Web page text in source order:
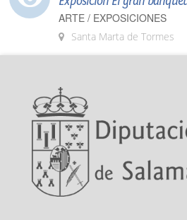
ARTE / EXPOSICIONES
Santa Marta de Tormes